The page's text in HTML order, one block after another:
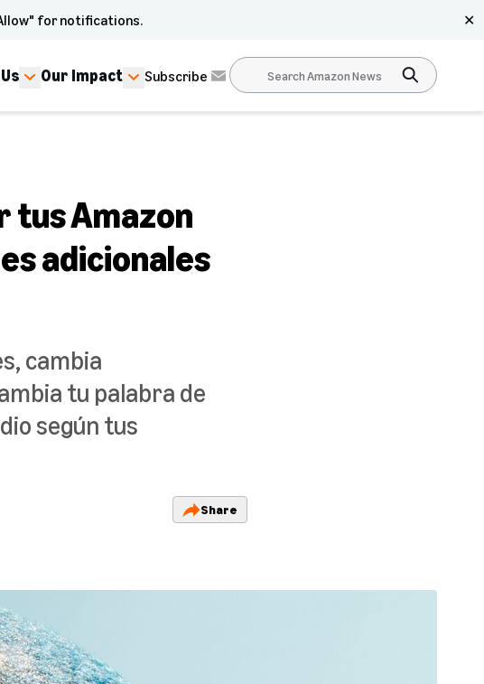
for notifications. ✕
Our Impact Subscribe
tus Amazon
adicionales
cambia
tu palabra de
según tus
Share